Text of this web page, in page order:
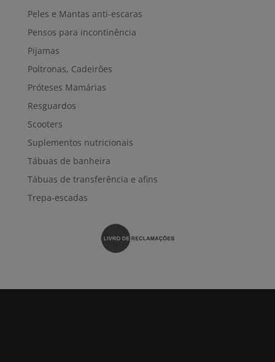
Peles e Mantas anti-escaras
Pensos para incontinência
Pijamas
Poltronas, Cadeirões
Próteses Mamárias
Resguardos
Scooters
Suplementos nutricionais
Tábuas de banheira
Tábuas de transferência e afins
Trepa-escadas